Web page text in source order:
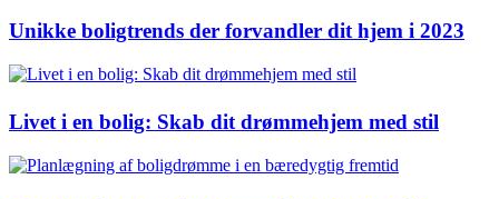
Unikke boligtrends der forvandler dit hjem i 2023
Livet i en bolig: Skab dit drømmehjem med stil